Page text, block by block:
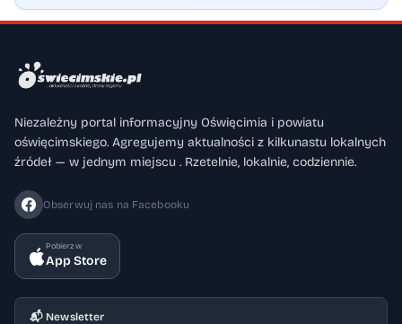
Niezależny portal informacyjny Oświęcimia i powiatu
oświęcimskiego. Agregujemy aktualności z kilkunastu lokalnych
źródeł — w jednym miejscu . Rzetelnie, lokalnie, codziennie.
Obserwuj nas na Facebooku
Pobierz w
App Store
📬 Newsletter